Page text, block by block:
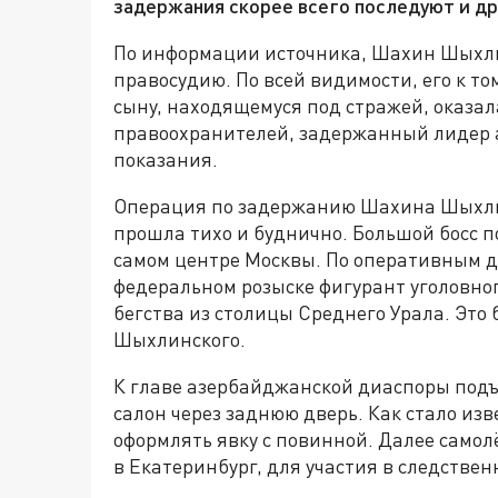
задержания скорее всего последуют и
По информации источника, Шахин
правосудию. По всей видимости, его к
сыну, находящемуся под стражей,
правоохранителей, задержанный
показания.
Операция по задержанию Шахина
прошла тихо и буднично. Большой босс
самом центре Москвы. По оперативным
федеральном розыске фигурант
бегства из столицы Среднего Урала.
Шыхлинского.
К главе азербайджанской диаспоры
салон через заднюю дверь. Как стало
оформлять явку с повинной. Далее
в Екатеринбург, для участия в